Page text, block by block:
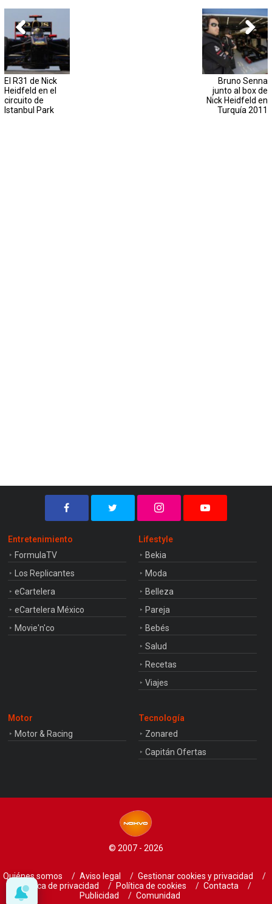
El R31 de Nick
Heidfeld en el
circuito de
Istanbul Park
Bruno Senna
junto al box de
Nick Heidfeld en
Turquía 2011
Entretenimiento
FormulaTV
Los Replicantes
eCartelera
eCartelera México
Movie'n'co
Lifestyle
Bekia
Moda
Belleza
Pareja
Bebés
Salud
Recetas
Viajes
Motor
Motor & Racing
Tecnología
Zonared
Capitán Ofertas
© 2007 - 2026
Quiénes somos Aviso legal
Gestionar cookies y privacidad
Política de privacidad
Política de cookies
Contacta
Publicidad
Comunidad